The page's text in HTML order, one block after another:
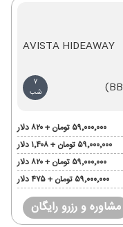
AVISTA HIDEAWAY
7
شب
۵۹٬۰۰۰٬۰۰۰ تومان + ۸۲۰ دلار
۵۹٬۰۰۰٬۰۰۰ تومان + ۱٬۴۰۸ دلار
۵۹٬۰۰۰٬۰۰۰ تومان + ۸۲۰ دلار
۵۹٬۰۰۰٬۰۰۰ تومان + ۴۷۵ دلار
مشاوره و رزرو رایگان